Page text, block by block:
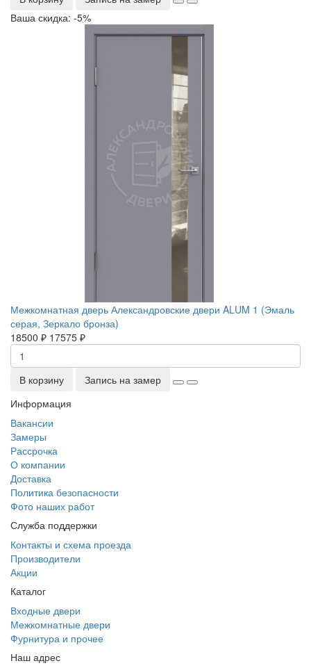
Ваша скидка: -5%
Межкомнатная дверь Александровские двери ALUM 1 (Эмаль
серая, Зеркало бронза)
18500 ₽ 17575 ₽
В корзину
Запись на замер
Информация
Вакансии
Замеры
Рассрочка
О компании
Доставка
Политика безопасности
Фото наших работ
Служба поддержки
Контакты и схема проезда
Производители
Акции
Каталог
Входные двери
Межкомнатные двери
Фурнитура и прочее
Наш адрес